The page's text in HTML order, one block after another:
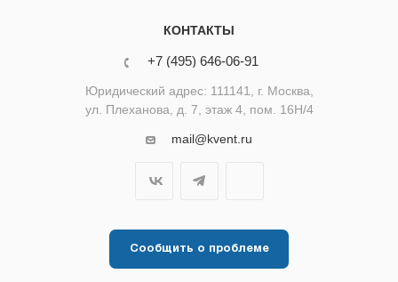
КОНТАКТЫ
+7 (495) 646-06-91
Юридический адрес: 111141, г. Москва,
ул. Плеханова, д. 7, этаж 4, пом. 16Н/4
mail@kvent.ru
Сообщить о проблеме